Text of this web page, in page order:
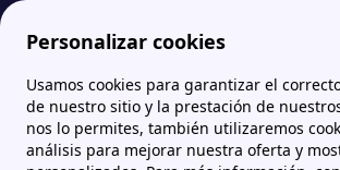
Personalizar cookies
Usamos cookies para garantizar el
de nuestro sitio y la prestación de
nos lo permites, también utilizaremos
análisis para mejorar nuestra oferta y
Papernest.es blog Revolución en la carga de baterías: Las nuevas baterías de sodio que cargan en segundos, son más económicas y contaminan menos